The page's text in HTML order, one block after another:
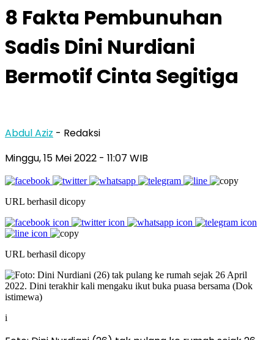
8 Fakta Pembunuhan
Sadis Dini Nurdiani
Bermotif Cinta Segitiga
Abdul Aziz - Redaksi
Minggu, 15 Mei 2022 - 11:07 WIB
URL berhasil dicopy
URL berhasil dicopy
i